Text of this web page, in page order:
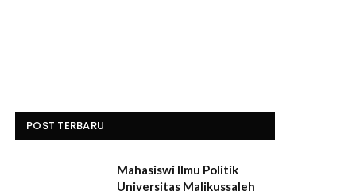
POST TERBARU
Mahasiswi Ilmu Politik
Universitas Malikussaleh